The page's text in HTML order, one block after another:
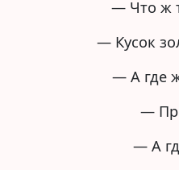
— Что ж
— Кусок
— А где
—
— А